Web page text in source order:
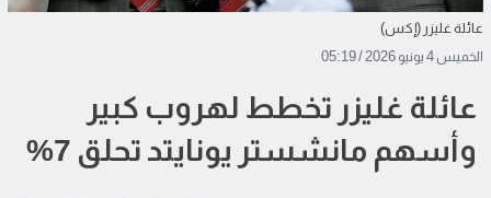
عائلة غليزر (إكس)
الخميس 4 يونيو 2026 / 05:19
عائلة غليزر تخطط لهروب كبير
وأسهم مانشستر يونايتد تحلق 7%